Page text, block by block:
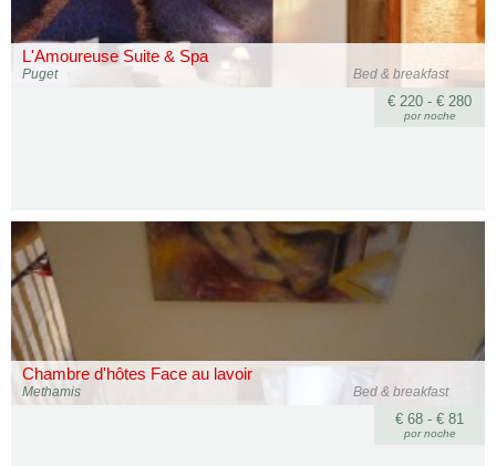
L'Amoureuse Suite & Spa
Bed & breakfast
Puget
€ 220 - € 280
por noche
Chambre d'hôtes Face au lavoir
Bed & breakfast
Methamis
€ 68 - € 81
por noche